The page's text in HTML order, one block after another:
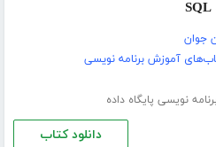
جوان
آموزش برنامه نویسی
نویسی پایگاه داده
دانلود کتاب